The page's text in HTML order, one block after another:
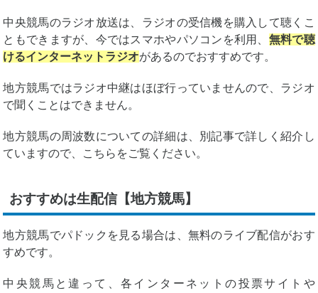
中央競馬のラジオ放送は、ラジオの受信機を購入して聴くこ
ともできますが、今ではスマホやパソコンを利用、 無料で聴
けるインターネットラジオがあるのでおすすめです。
地方競馬ではラジオ中継はほぼ行っていませんので、ラジオ
で聞くことはできません。
地方競馬の周波数についての詳細は、別記事で詳しく紹介し
ていますので、こちらをご覧ください。
おすすめは生配信【地方競馬】
地方競馬でパドックを見る場合は、無料のライブ配信がおす
すめです。
中央競馬と違って、各インターネットの投票サイトや